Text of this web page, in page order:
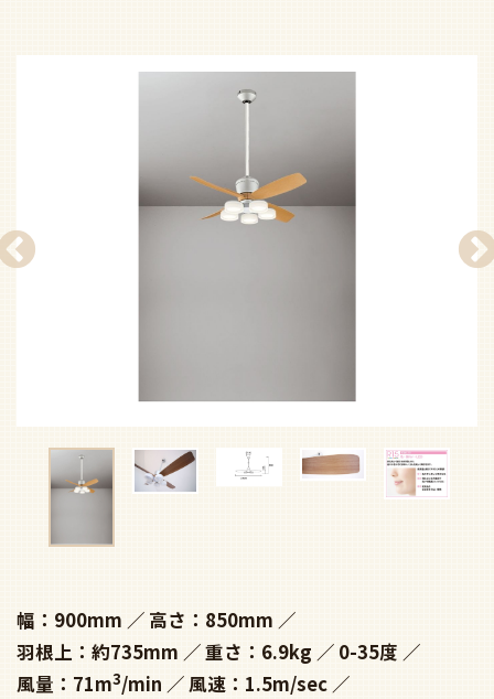
幅：900mm
高さ：850mm
羽根上：約735mm
重さ：6.9kg
0-35度
風量：71m3/min
風速：1.5m/sec